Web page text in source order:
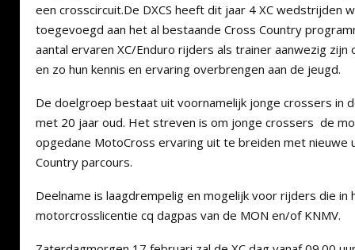
een crosscircuit.De DXCS heeft dit jaar 4 XC wedstrijden
toegevoegd aan het al bestaande Cross Country
aantal ervaren XC/Enduro rijders als trainer aanwezig
en zo hun kennis en ervaring overbrengen aan de jeugd.
De doelgroep bestaat uit voornamelijk jonge crossers in
met 20 jaar oud. Het streven is om jonge crossers de
opgedane MotoCross ervaring uit te breiden met nieuwe
Country parcours.
Deelname is laagdrempelig en mogelijk voor rijders die in
motorcrosslicentie cq dagpas van de MON en/of KNMV.